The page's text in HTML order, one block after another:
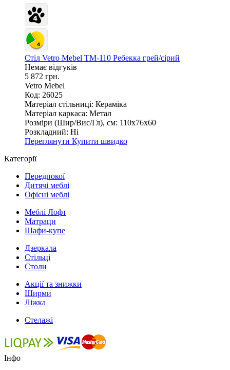
Стіл Vetro Mebel TM-110 Ребекка грей/сірий
Немає відгуків
5 872 грн.
Vetro Mebel
Код: 26025
Матеріал стільниці: Кераміка
Матеріал каркаса: Метал
Розміри (Шир/Вис/Гл), см: 110х76х60
Розкладний: Ні
Переглянути Купити швидко
Категорії
Передпокої
Дитячі меблі
Офісні меблі
Меблі Лофт
Матраци
Шафи-купе
Дзеркала
Стільці
Столи
Акції та знижки
Ширми
Ліжка
Стелажі
Інфо